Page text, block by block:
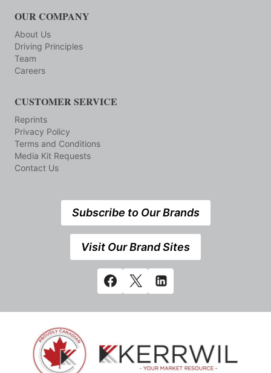
OUR COMPANY
About Us
Driving Principles
Team
Careers
CUSTOMER SERVICE
Reprints
Privacy Policy
Terms and Conditions
Media Kit Requests
Contact Us
Subscribe to Our Brands
Visit Our Brand Sites